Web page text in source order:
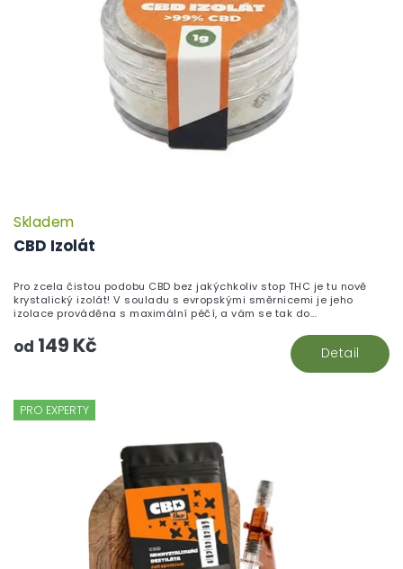
CBD Izolát
Skladem
od 149 Kč Detail
Pro zcela čistou podobu CBD bez jakýchkoliv stop THC je tu nově
krystalický izolát! V souladu s evropskými směrnicemi je jeho
izolace prováděna s maximální péčí, a vám se tak do...
PRO EXPERTY